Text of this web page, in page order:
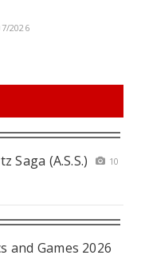
2026
Saga (A.S.S.)
10
and Games 2026